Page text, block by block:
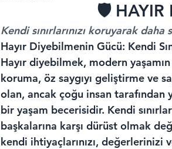
🛡️ HAYIR
Kendi sınırlarınızı koruyarak
Hayır Diyebilmenin Gücü: Kendi
Hayır diyebilmek, modern
koruma, öz saygıyı geliştirme ve
olan, ancak çoğu insan
bir yaşam becerisidir. Kendi
başkalarına karşı dürüst olmak
kendi ihtiyaçlarınızı, değerlerinizi